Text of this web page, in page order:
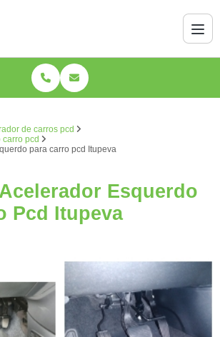
de carros pcd
pcd
para carro pcd Itupeva
Esquerdo
Pcd Itupeva